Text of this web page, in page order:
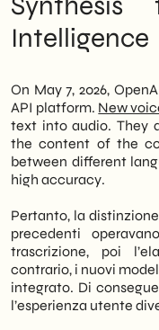
an isolated
Medium-
What to do
Pertanto, le
espandono
vocale. Infatti,
precedenti di
In particolare,
capacità di
profonda con
trascrizione
vocali
customer
automatizzati
Tuttavia,
che richiede
supporto di un
Intelligence
On May 7, 2026,
API platform. New
text into audio. They
the content of the
between different
high accuracy.
Pertanto, la
precedenti
trascrizione, poi
contrario, i nuovi
integrato. Di
l’esperienza utente